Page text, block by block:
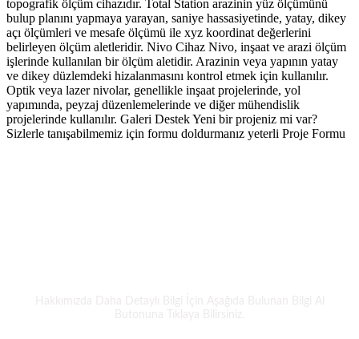
topografik ölçüm cihazıdır. Total Station arazinin yüz ölçümünü
bulup planını yapmaya yarayan, saniye hassasiyetinde, yatay, dikey
açı ölçümleri ve mesafe ölçümü ile xyz koordinat değerlerini
belirleyen ölçüm aletleridir. Nivo Cihaz Nivo, inşaat ve arazi ölçüm
işlerinde kullanılan bir ölçüm aletidir. Arazinin veya yapının yatay
ve dikey düzlemdeki hizalanmasını kontrol etmek için kullanılır.
Optik veya lazer nivolar, genellikle inşaat projelerinde, yol
yapımında, peyzaj düzenlemelerinde ve diğer mühendislik
projelerinde kullanılır. Galeri Destek Yeni bir projeniz mi var?
Sizlerle tanışabilmemiz için formu doldurmanız yeterli Proje Formu